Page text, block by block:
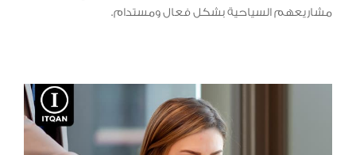
مشاريعهم السياحية بشكل فعال ومستدام.